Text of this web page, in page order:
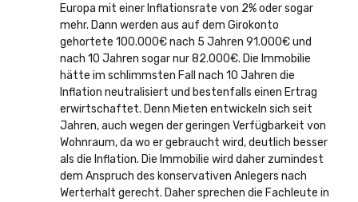
Europa mit einer Inflationsrate von 2% oder sogar
mehr. Dann werden aus auf dem Girokonto
gehortete 100.000€ nach 5 Jahren 91.000€ und
nach 10 Jahren sogar nur 82.000€. Die Immobilie
hätte im schlimmsten Fall nach 10 Jahren die
Inflation neutralisiert und bestenfalls einen Ertrag
erwirtschaftet. Denn Mieten entwickeln sich seit
Jahren, auch wegen der geringen Verfügbarkeit von
Wohnraum, da wo er gebraucht wird, deutlich besser
als die Inflation. Die Immobilie wird daher zumindest
dem Anspruch des konservativen Anlegers nach
Werterhalt gerecht. Daher sprechen die Fachleute in